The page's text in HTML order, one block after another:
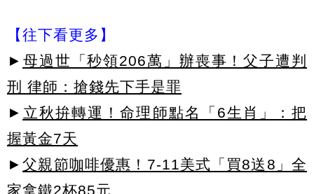
【往下看更多】
► 母過世「秒領206萬」辦喪事！父子遭判
刑 律師：搶錢先下手是罪
► 立秋拚轉運！命理師點名「6生肖」：把
握黃金7天
► 父親節咖啡優惠！7-11美式「買8送8」全
家拿鐵2杯85元